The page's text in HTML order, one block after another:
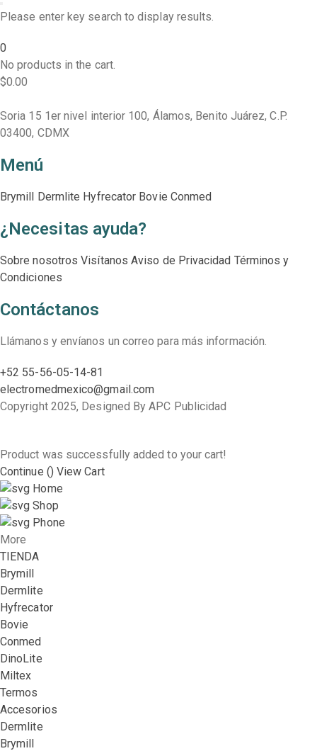
Please enter key search to display results.
0
No products in the cart.
$0.00
Soria 15 1er nivel interior 100, Álamos, Benito Juárez, C.P.
03400, CDMX
Menú
Brymill Dermlite Hyfrecator Bovie Conmed
¿Necesitas ayuda?
Sobre nosotros Visítanos Aviso de Privacidad Términos y
Condiciones
Contáctanos
Llámanos y envíanos un correo para más información.
+52 55-56-05-14-81
electromedmexico@gmail.com
Copyright 2025, Designed By APC Publicidad
Product was successfully added to your cart!
Continue () View Cart
Home
Shop
Phone
More
TIENDA
Brymill
Dermlite
Hyfrecator
Bovie
Conmed
DinoLite
Miltex
Termos
Accesorios
Dermlite
Brymill